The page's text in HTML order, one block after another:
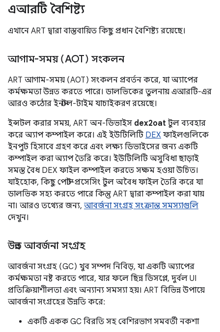
এআরটি বৈশিষ্ট্য
এখানে ART দ্বারা বাস্তবায়িত কিছু প্রধান বৈশিষ্ট্য রয়েছে।
আগাম-সময় (AOT) সংকলন
ART আগাম-সময় (AOT) সংকলন প্রবর্তন করে, যা অ্যাপের
কর্মক্ষমতা উন্নত করতে পারে। ডালভিকের তুলনায় এআরটি-এর
আরও কঠোর ইনস্টল-টাইম যাচাইকরণ রয়েছে।
ইন্সটল করার সময়, ART অন-ডিভাইস dex2oat টুল ব্যবহার
করে অ্যাপ কম্পাইল করে। এই ইউটিলিটি DEX ফাইলগুলিকে
ইনপুট হিসাবে গ্রহণ করে এবং লক্ষ্য ডিভাইসের জন্য একটি
কম্পাইল করা অ্যাপ তৈরি করে। ইউটিলিটি অসুবিধা ছাড়াই
সমস্ত বৈধ DEX ফাইল কম্পাইল করতে সক্ষম হওয়া উচিত।
যাইহোক, কিছু পোস্ট-প্রসেসিং টুল অবৈধ ফাইল তৈরি করে যা
ডালভিক সহ্য করতে পারে কিন্তু ART দ্বারা কম্পাইল করা যায়
না। আরও তথ্যের জন্য, আবর্জনা সংগ্রহ সংক্রান্ত সমস্যাগুলি
দেখুন।
উন্নত আবর্জনা সংগ্রহ
আবর্জনা সংগ্রহ (GC) খুব সম্পদ নিবিড়, যা একটি অ্যাপের
কর্মক্ষমতা নষ্ট করতে পারে, যার ফলে ছিন্ন ডিসপ্লে, দুর্বল UI
প্রতিক্রিয়াশীলতা এবং অন্যান্য সমস্যা হয়। ART বিভিন্ন উপায়ে
আবর্জনা সংগ্রহের উন্নতি করে:
একটি একক GC বিরতি সহ বেশিরভাগ সমবর্তী নকশা